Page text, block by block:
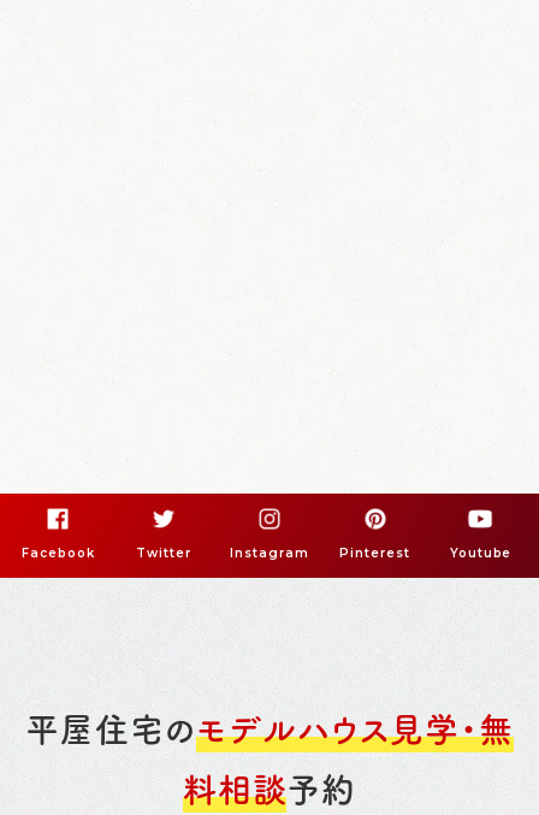
Facebook Twitter Instagram Pinterest Youtube
平屋住宅のモデルハウス見学・無
料相談予約